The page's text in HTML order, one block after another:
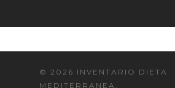
© 2026 INVENTARIO DIETA
MEDITERRANEA.